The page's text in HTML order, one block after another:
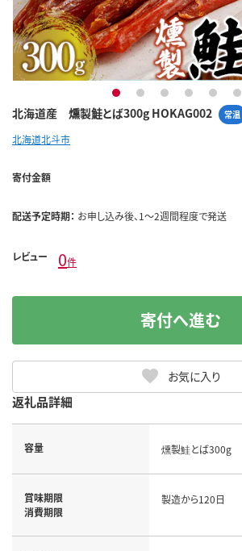
北海道産 燻製鮭とば300g HOKAG002 常温
1 2 3 4 5 6
北海道北斗市
寄付金額
配送予定時期： お申し込み後、1～2週間程度で発送
レビュー 0件
お気に入り
寄付へ進む
返礼品詳細
容量 燻製鮭とば300g
賞味期限
消費期限
製造から120日